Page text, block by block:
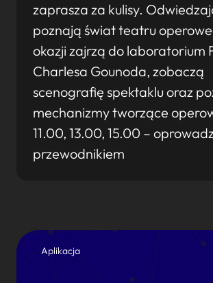
zaprasza za kulisy.
poznają świat teatru
okazji zajrzą do laboratorium
Charlesa Gounoda, zobaczą
scenografię spektaklu oraz
mechanizmy tworzące
11.00, 13.00, 15.00 –
przewodnikiem
Aplikacja